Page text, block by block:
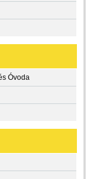
Óvoda